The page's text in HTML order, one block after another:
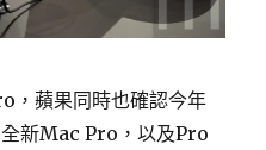
，蘋果同時也確認今年
新Mac Pro，以及Pro